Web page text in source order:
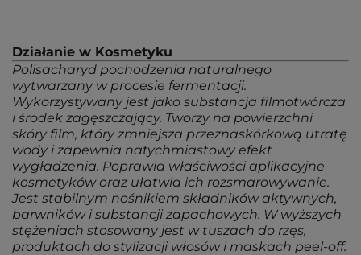
Działanie w Kosmetyku
Polisacharyd pochodzenia naturalnego
wytwarzany w procesie fermentacji.
Wykorzystywany jest jako substancja filmotwórcza
i środek zagęszczający. Tworzy na powierzchni
skóry film, który zmniejsza przeznaskórkową utratę
wody i zapewnia natychmiastowy efekt
wygładzenia. Poprawia właściwości aplikacyjne
kosmetyków oraz ułatwia ich rozsmarowywanie.
Jest stabilnym nośnikiem składników aktywnych,
barwników i substancji zapachowych. W wyższych
stężeniach stosowany jest w tuszach do rzęs,
produktach do stylizacji włosów i maskach peel-off.